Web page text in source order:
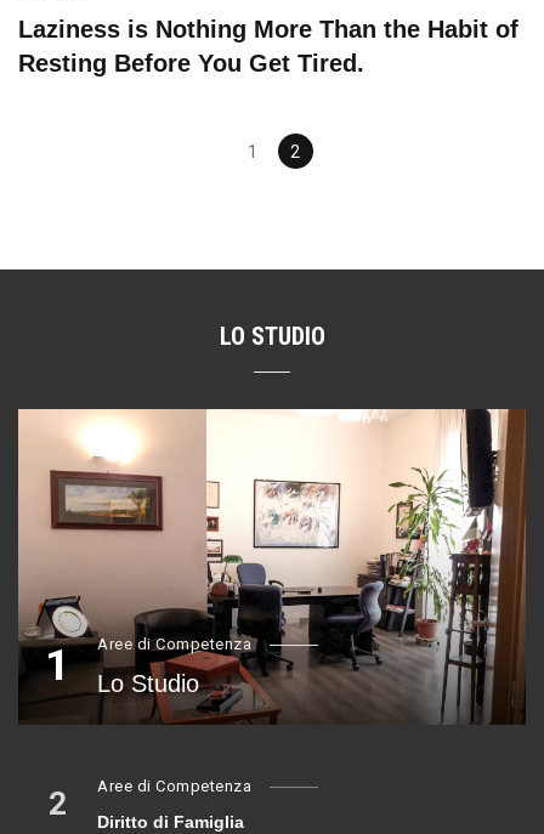
Laziness is Nothing More Than the Habit of
Resting Before You Get Tired.
1 2
LO STUDIO
1 Aree di Competenza
Lo Studio
2 Aree di Competenza
Diritto di Famiglia